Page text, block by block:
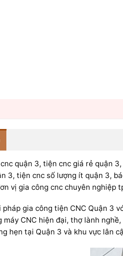
quận 3, tiện cnc giá rẻ quận
3, tiện cnc số lượng ít quận 3,
vị gia công cnc chuyên nghiệp
pháp gia công tiện CNC Quận 3
máy CNC hiện đại, thợ lành
hẹn tại Quận 3 và khu vực lân